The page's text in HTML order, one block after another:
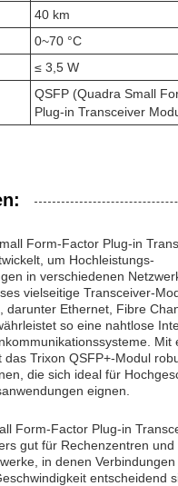
40 km
0~70 °C
≤ 3,5 W
QSFP (Quadra Small
Plug-in Transceiver
Form-Factor Plug-in
um Hochleistungs-
in verschiedenen
vielseitige Transceiver-
darunter Ethernet, Fibre
so eine nahtlose
Mit
das Trixon QSFP+-Modul
die sich ideal für
eignen.
Form-Factor Plug-in
gut für Rechenzentren und
in denen
entscheidend